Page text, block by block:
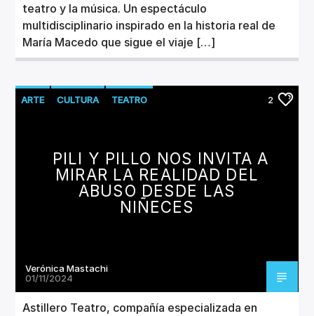
teatro y la música. Un espectáculo
multidisciplinario inspirado en la historia real de
María Macedo que sigue el viaje […]
ARTE CULTURA TEATRO 2
PILI Y PILLO NOS INVITA A
MIRAR LA REALIDAD DEL
ABUSO DESDE LAS
NIÑECES
Verónica Mastachi
01/11/2024
Astillero Teatro, compañía especializada en